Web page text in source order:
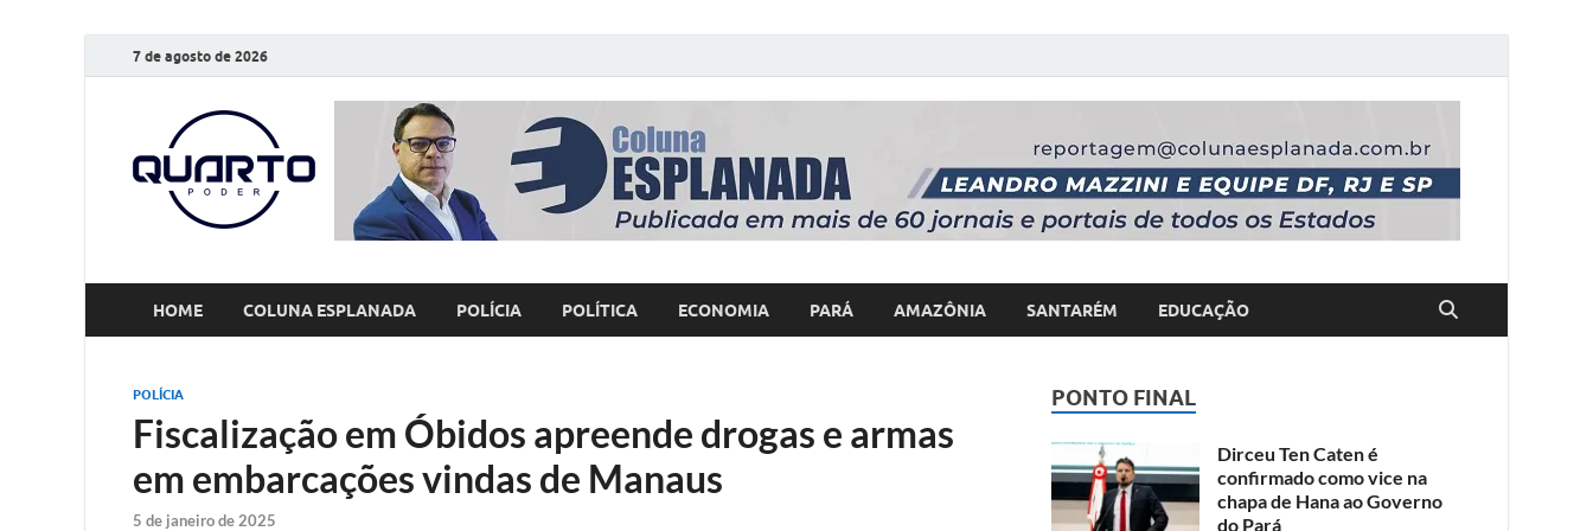
7 de agosto de 2026
O Quarto Poder
Notícias todos os dias
HOME COLUNA ESPLANADA POLÍCIA POLÍTICA ECONOMIA PARÁ AMAZÔNIA SANTARÉM EDUCAÇÃO
POLÍCIA
Fiscalização em Óbidos apreende drogas e armas
em embarcações vindas de Manaus
5 de janeiro de 2025
PONTO FINAL
Dirceu Ten Caten é
confirmado como vice na
chapa de Hana ao Governo
do Pará